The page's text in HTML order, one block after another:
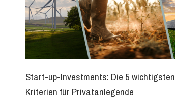
Start-up-Investments: Die 5 wichtigsten
Kriterien für Privatanlegende